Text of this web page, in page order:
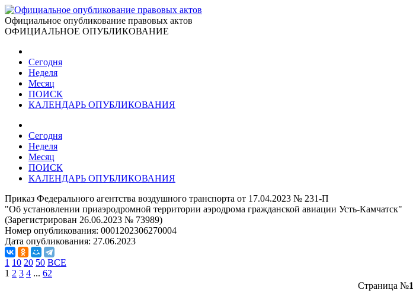
Официальное опубликование правовых актов
ОФИЦИАЛЬНОЕ ОПУБЛИКОВАНИЕ
Сегодня
Неделя
Месяц
ПОИСК
КАЛЕНДАРЬ ОПУБЛИКОВАНИЯ
Сегодня
Неделя
Месяц
ПОИСК
КАЛЕНДАРЬ ОПУБЛИКОВАНИЯ
Приказ Федерального агентства воздушного транспорта от 17.04.2023 № 231-П
"Об установлении приаэродромной территории аэродрома гражданской авиации Усть-Камчатск"
(Зарегистрирован 26.06.2023 № 73989)
Номер опубликования: 0001202306270004
Дата опубликования: 27.06.2023
1 10 20 50 ВСЕ
1 2 3 4 ... 62
Страница №1